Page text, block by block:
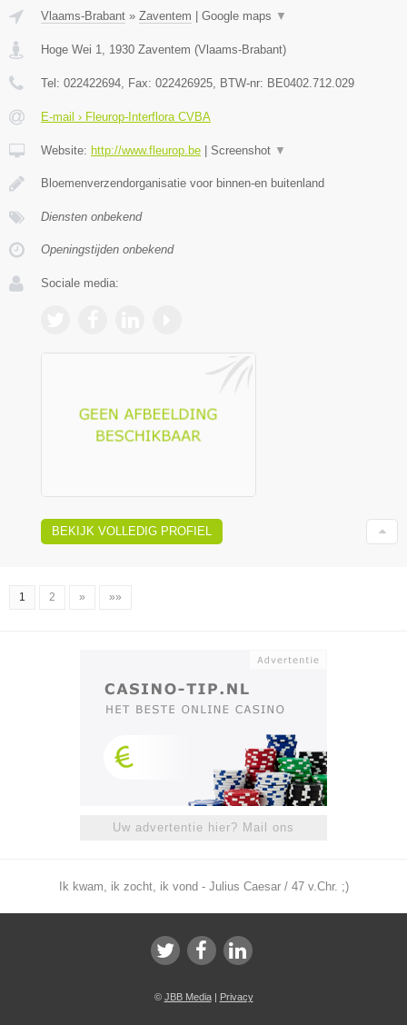
Vlaams-Brabant » Zaventem Google maps ▼
Hoge Wei 1, 1930 Zaventem (Vlaams-Brabant)
Tel: 022422694, Fax: 022426925, BTW-nr: BE0402.712.029
E-mail › Fleurop-Interflora CVBA
Website: http://www.fleurop.be Screenshot ▼
Bloemenverzendorganisatie voor binnen-en buitenland
Diensten onbekend
Openingstijden onbekend
Sociale media:
BEKIJK VOLLEDIG PROFIEL
1 2 » »»
Uw advertentie hier? Mail ons
Ik kwam, ik zocht, ik vond - Julius Caesar / 47 v.Chr. ;)
© JBB Media| Privacy